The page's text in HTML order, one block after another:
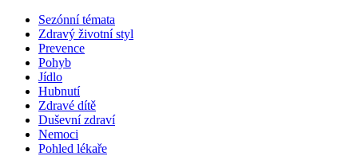
Sezónní témata
Zdravý životní styl
Prevence
Pohyb
Jídlo
Hubnutí
Zdravé dítě
Duševní zdraví
Nemoci
Pohled lékaře